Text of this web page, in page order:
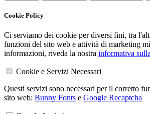
Cookie Policy
Ci serviamo dei cookie per diversi fini, tra
funzioni del sito web e attività di marketing
informazioni, riveda la nostra informativa
Cookie e Servizi Necessari
Questi servizi sono necessari per il corretto
sito web: Bunny Fonts e Google Recaptcha